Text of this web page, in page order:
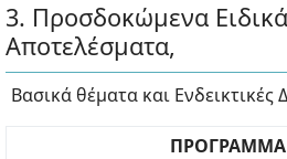
3. Προσδοκώμενα
Αποτελέσματα,
Βασικά θέματα και Ενδεικτικές